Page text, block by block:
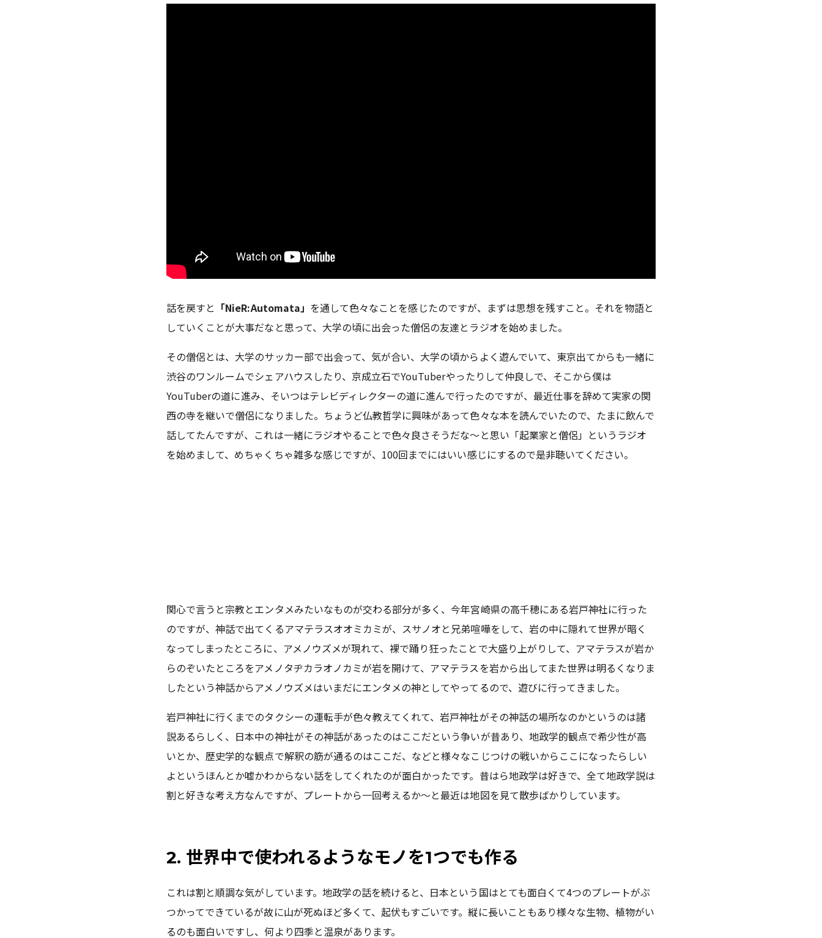
話を戻すと 「NieR:Automata」 を通して色々なことを感じたのですが、まずは思想を残すこと。それを物語と
していくことが大事だなと思って、大学の頃に出会った僧侶の友達とラジオを始めました。
その僧侶とは、大学のサッカー部で出会って、気が合い、大学の頃からよく遊んでいて、東京出てからも一緒に
渋谷のワンルームでシェアハウスしたり、京成立石でYouTuberやったりして仲良しで、そこから僕は
YouTuberの道に進み、そいつはテレビディレクターの道に進んで行ったのですが、最近仕事を辞めて実家の関
西の寺を継いで僧侶になりました。ちょうど仏教哲学に興味があって色々な本を読んでいたので、たまに飲んで
話してたんですが、これは一緒にラジオやることで色々良さそうだな～と思い「起業家と僧侶」というラジオ
を始めまして、めちゃくちゃ雑多な感じですが、100回までにはいい感じにするので是非聴いてください。
関心で言うと宗教とエンタメみたいなものが交わる部分が多く、今年宮崎県の高千穂にある岩戸神社に行った
のですが、神話で出てくるアマテラスオオミカミが、スサノオと兄弟喧嘩をして、岩の中に隠れて世界が暗く
なってしまったところに、アメノウズメが現れて、裸で踊り狂ったことで大盛り上がりして、アマテラスが岩か
らのぞいたところをアメノタヂカラオノカミが岩を開けて、アマテラスを岩から出してまた世界は明るくなりま
したという神話からアメノウズメはいまだにエンタメの神としてやってるので、遊びに行ってきました。
岩戸神社に行くまでのタクシーの運転手が色々教えてくれて、岩戸神社がその神話の場所なのかというのは諸
説あるらしく、日本中の神社がその神話があったのはここだという争いが昔あり、地政学的観点で希少性が高
いとか、歴史学的な観点で解釈の筋が通るのはここだ、などと様々なこじつけの戦いからここになったらしい
よというほんとか嘘かわからない話をしてくれたのが面白かったです。昔はら地政学は好きで、全て地政学説は
割と好きな考え方なんですが、プレートから一回考えるか～と最近は地図を見て散歩ばかりしています。
2. 世界中で使われるようなモノを1つでも作る
これは割と順調な気がしています。地政学の話を続けると、日本という国はとても面白くて4つのプレートがぶ
つかってできているが故に山が死ぬほど多くて、起伏もすごいです。縦に長いこともあり様々な生物、植物がい
るのも面白いですし、何より四季と温泉があります。